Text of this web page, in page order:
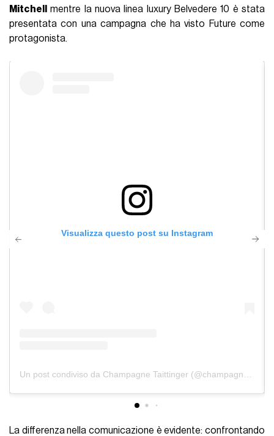
Mitchell
mentre la nuova linea luxury Belvedere 10 è stata
presentata con una campagna che ha visto Future come
protagonista.
Visualizza questo post su Instagram
La differenza nella comunicazione è evidente: confrontando